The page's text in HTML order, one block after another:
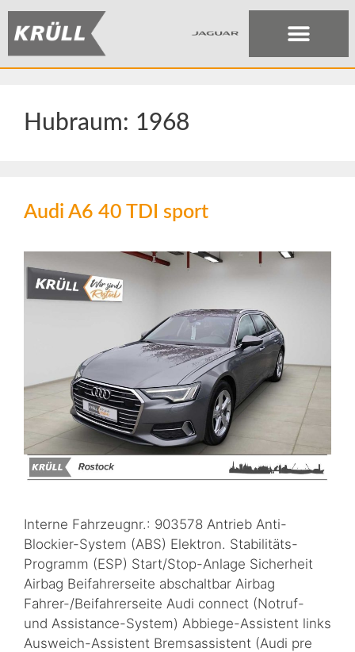
Hubraum: 1968
Audi A6 40 TDI sport
Interne Fahrzeugnr.: 903578 Antrieb Anti-
Blockier-System (ABS) Elektron. Stabilitäts-
Programm (ESP) Start/Stop-Anlage Sicherheit
Airbag Beifahrerseite abschaltbar Airbag
Fahrer-/Beifahrerseite Audi connect (Notruf-
und Assistance-System) Abbiege-Assistent links
Ausweich-Assistent Bremsassistent (Audi pre